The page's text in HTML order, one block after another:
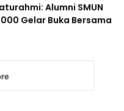
Alumni SMUN
Gelar Buka Bersama